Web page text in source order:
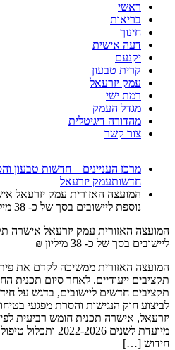
ראשי
בריאות
חינוך
דעה אישית
יקנעם
קרית טבעון
עמק יזרעאל
רמת ישי
מגדל העמק
מהדורה דיגיטלית
צור קשר
מרכז העניינים – חדשות טבעון
חדשותעמק יזרעאל
המועצה האזורית עמק יזרעאל
נוספת ליישובים בסך של כ- 38 מיליון ₪
המועצה האזורית עמק יזרעאל אישרה
ליישובים בסך של כ- 38 מיליון ₪
המועצה האזורית ממשיכה לקדם את
תקציבים ייעודיים. לאחר סיום תכנית
תקציבים חדשים ליישובים, בדגש על
לביצוע חוק הנגישות והסרת מפגעי
יזרעאל, אישרה תכנית חומש רביעית
מיועדת לשנים
חידוש […]